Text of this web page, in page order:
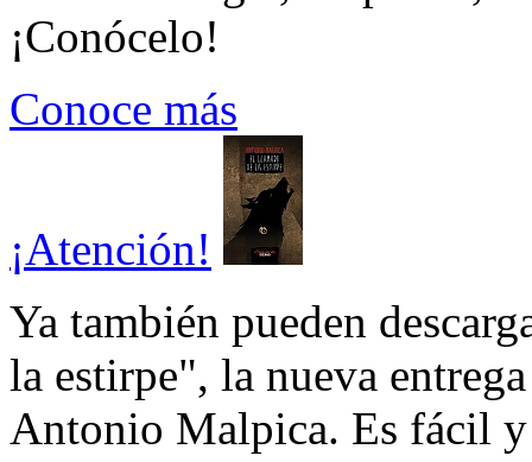
¡Conócelo!
Conoce más
¡Atención!
Ya también pueden
la estirpe", la nueva
Antonio Malpica. Es fácil